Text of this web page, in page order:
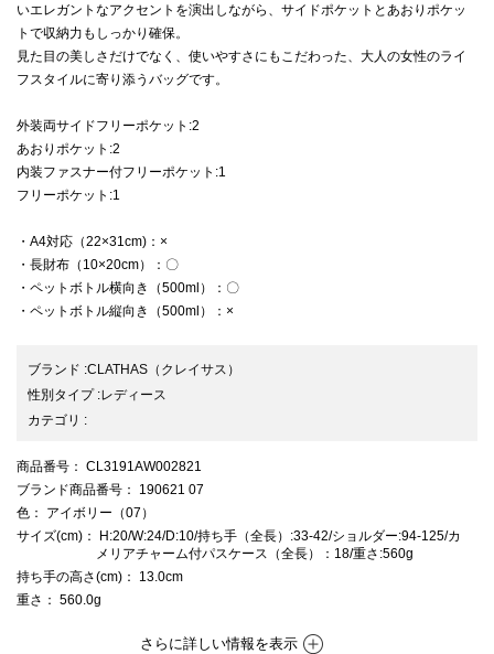
いエレガントなアクセントを演出しながら、サイドポケットとあおりポケッ
トで収納力もしっかり確保。
見た目の美しさだけでなく、使いやすさにもこだわった、大人の女性のライ
フスタイルに寄り添うバッグです。
外装両サイドフリーポケット:2
あおりポケット:2
内装ファスナー付フリーポケット:1
フリーポケット:1
・A4対応（22×31cm)：×
・長財布（10×20cm）：〇
・ペットボトル横向き（500ml）：〇
・ペットボトル縦向き（500ml）：×
ブランド :CLATHAS （クレイサス）
性別タイプ:レディース
カテゴリ :
商品番号 ： CL3191AW002821
ブランド商品番号 ： 190621 07
色 ： アイボリー（07）
サイズ(cm) ： H:20/W:24/D:10/持ち手（全長）:33-42/ショルダー:94-125/カ
メリアチャーム付パスケース（全長）：18/重さ:560g
持ち手の高さ(cm) ： 13.0cm
重さ ： 560.0g
さらに詳しい情報を表示